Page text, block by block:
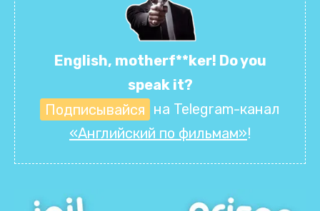
English, motherf**ker! Do you
speak it?
Подписывайся на Telegram-канал
«Английский по фильмам»!